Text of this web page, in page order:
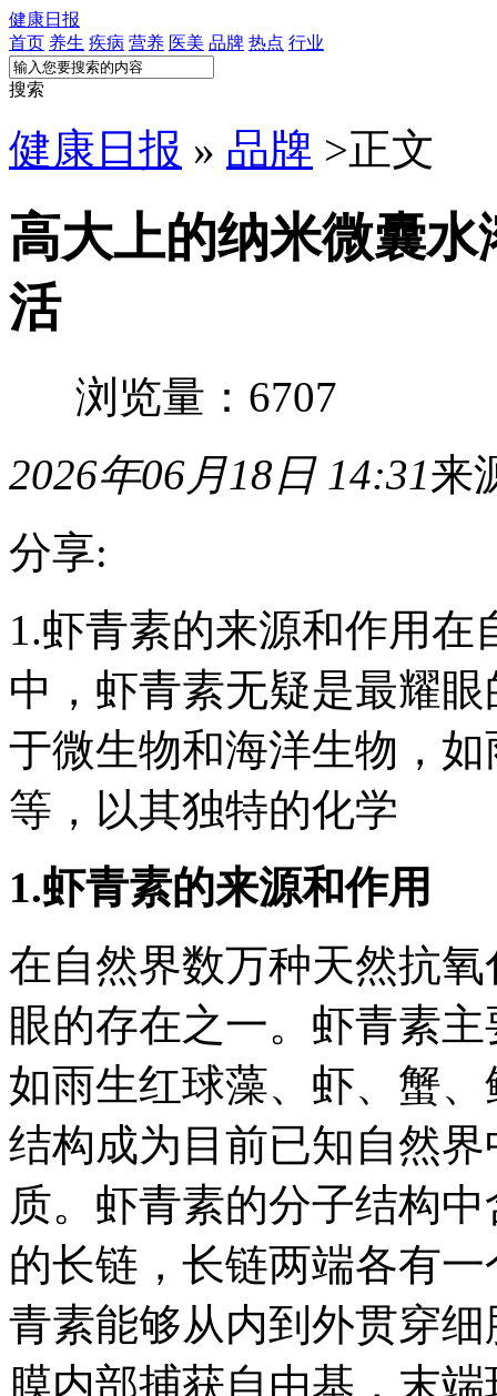
健康日报
首页 养生 疾病 营养 医美 品牌 热点 行业
搜索
健康日报 » 品牌 >正文
高大上的纳米微囊
活
浏览量：6707
2026年06月18日 14:31来
分享:
1.虾青素的来源和作用
中，虾青素无疑是最耀
于微生物和海洋生物，
等，以其独特的化学
1.虾青素的来源和作用
在自然界数万种天然抗
眼的存在之一。虾青素
如雨生红球藻、虾、蟹
结构成为目前已知自然
质。虾青素的分子结构
的长链，长链两端各有
青素能够从内到外贯穿
膜内部捕获自由基，末